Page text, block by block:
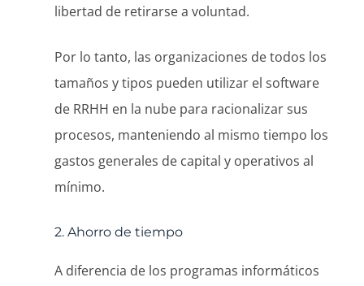
libertad de retirarse a voluntad.
Por lo tanto, las organizaciones de todos los
tamaños y tipos pueden utilizar el software
de RRHH en la nube para racionalizar sus
procesos, manteniendo al mismo tiempo los
gastos generales de capital y operativos al
mínimo.
2. Ahorro de tiempo
A diferencia de los programas informáticos